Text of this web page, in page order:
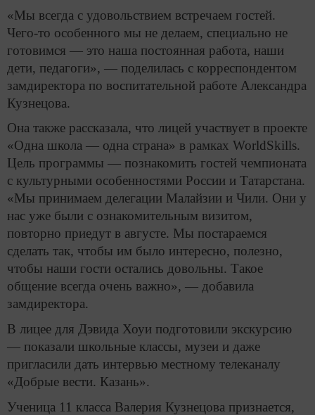
«Мы всегда с удовольствием встречаем гостей.
Чего-то особенного мы не делаем, специально не
готовимся — это наша постоянная работа, наши
дети, педагоги», — поделилась с корреспондентом
замдиректора по воспитательной работе Александра
Кузнецова.
Она также рассказала, что лицей участвует в проекте
«Одна школа — одна страна» в рамках WorldSkills.
Цель программы — познакомить гостей чемпионата
с культурными особенностями России и Татарстана.
«Мы принимаем делегации Малайзии и Чили. Они у
нас уже были с ознакомительным визитом,
повторно приедут в августе. Мы постараемся
сделать так, чтобы им было интересно, полезно,
чтобы наши гости остались довольны. Такое
общение всегда очень важно», — добавила
замдиректора.
В лицее для Дэвида Хоуи подготовили экскурсию
— показали школьные классы, музеи и даже
пригласили дать интервью местному телеканалу
«Добрые вести. Казань».
Ученица 11 класса Валерия Кузнецова признается,